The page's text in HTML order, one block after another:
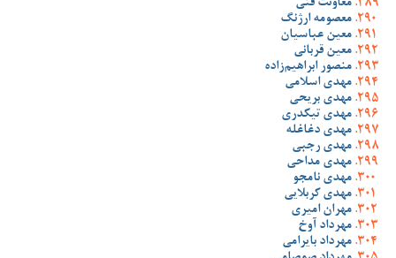
معاونت فنی
معصومه ارژنگ
معین عباسیان
معین قربانی
منصور ابراهیم‌زاده
مهدی اسلامی
مهدی بریحی
مهدی تیکدری
مهدی دغاغله
مهدی رجبی
مهدی مداحی
مهدی نامجو
مهدی کربلایی
مهران امیری
مهرداد آوخ
مهرداد بایرامی